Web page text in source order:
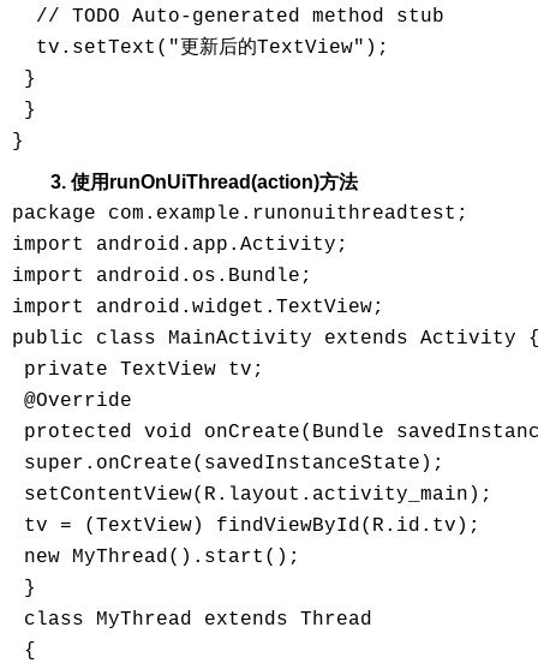
  // TODO Auto-generated method stub
  tv.setText("更新后的TextView");
}
}
3. 使用runOnUiThread(action)方法
package com.example.runonuithreadtest;
import android.app.Activity;
import android.os.Bundle;
import android.widget.TextView;
public class MainActivity extends Activity
private TextView tv;
@Override
protected void onCreate(Bundle
super.onCreate(savedInstanceState);
setContentView(R.layout.activity_main);
tv = (TextView) findViewById(R.id.tv);
new MyThread().start();
}
class MyThread extends Thread
{